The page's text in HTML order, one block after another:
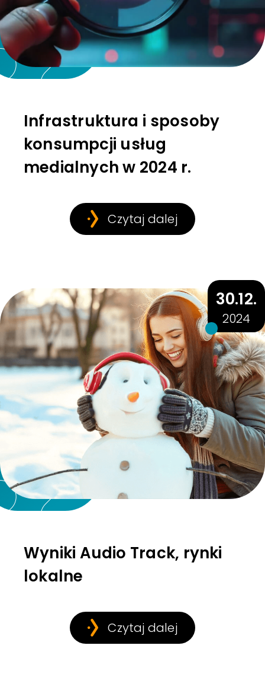
Infrastruktura i sposoby
konsumpcji usług
medialnych w 2024 r.
Czytaj dalej
Wyniki Audio Track, rynki
lokalne
Czytaj dalej
30.12.
2024